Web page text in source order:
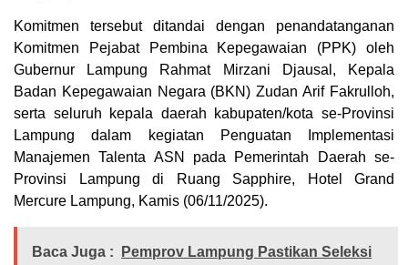
Komitmen tersebut ditandai dengan penandatanganan
Komitmen Pejabat Pembina Kepegawaian (PPK) oleh
Gubernur Lampung Rahmat Mirzani Djausal, Kepala
Badan Kepegawaian Negara (BKN) Zudan Arif Fakrulloh,
serta seluruh kepala daerah kabupaten/kota se-Provinsi
Lampung dalam kegiatan Penguatan Implementasi
Manajemen Talenta ASN pada Pemerintah Daerah se-
Provinsi Lampung di Ruang Sapphire, Hotel Grand
Mercure Lampung, Kamis (06/11/2025).
Baca Juga :
Pemprov Lampung Pastikan Seleksi